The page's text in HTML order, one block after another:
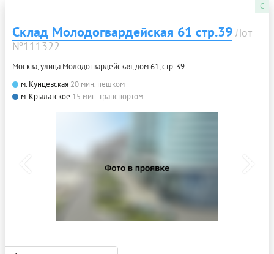
C
Склад Молодогвардейская 61 стр.39Лот
№111322
Москва, улица Молодогвардейская, дом 61, стр. 39
м. Кунцевская 20 мин. пешком
м. Крылатское 15 мин. транспортом